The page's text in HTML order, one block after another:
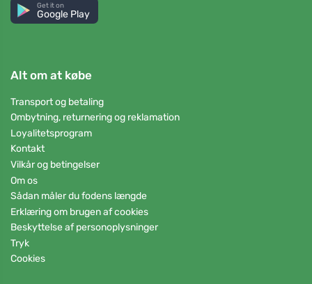
Get it on
Google Play
Alt om at købe
Transport og betaling
Ombytning, returnering og reklamation
Loyalitetsprogram
Kontakt
Vilkår og betingelser
Om os
Sådan måler du fodens længde
Erklæring om brugen af cookies
Beskyttelse af personoplysninger
Tryk
Cookies